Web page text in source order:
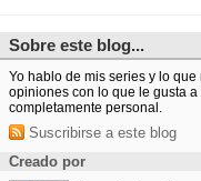
Sobre este blog...
Yo hablo de mis series y lo
opiniones con lo que le gusta
completamente personal.
Suscribirse a este blog
Creado por